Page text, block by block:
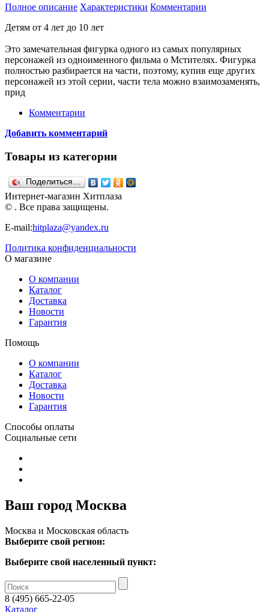
Полное описание Характеристики Комментарии
Детям от 4 лет до 10 лет
Это замечательная фигурка одного из самых популярных
персонажей из одноименного фильма о Мстителях. Фигурка
полностью разбирается на части, поэтому, купив еще других
персонажей из этой серии, части тела можно взаимозаменять,
прид
Комментарии
Добавить комментарий
Товары из категории
Поделиться…
Интернет-магазин Хитплаза
© . Все права защищены.
E-mail:hitplaza@yandex.ru
Политика конфиденциальности
О магазине
О компании
Каталог
Доставка
Новости
Гарантия
Помощь
О компании
Каталог
Доставка
Новости
Гарантия
Способы оплаты
Социальные сети
Ваш город Москва
Москва и Московская область
Выберите свой регион:
Выберите свой населенный пункт:
8 (495) 665-22-05
Каталог